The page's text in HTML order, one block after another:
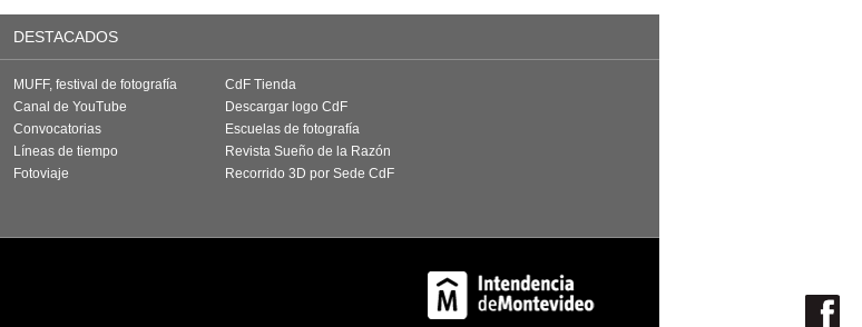
DESTACADOS
MUFF, festival de fotografía
Canal de YouTube
Convocatorias
Líneas de tiempo
Fotoviaje
CdF Tienda
Descargar logo CdF
Escuelas de fotografía
Revista Sueño de la Razón
Recorrido 3D por Sede CdF